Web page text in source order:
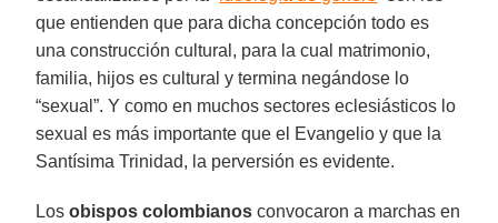
que entienden que para dicha concepción todo es
una construcción cultural, para la cual matrimonio,
familia, hijos es cultural y termina negándose lo
“sexual”. Y como en muchos sectores eclesiásticos lo
sexual es más importante que el Evangelio y que la
Santísima Trinidad, la perversión es evidente.
Losobispos colombianos convocaron a marchas en